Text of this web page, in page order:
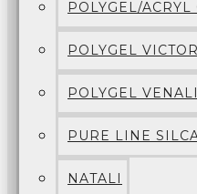
POLYGEL/
POLYGEL
POLYGEL
PURE LINE
NATALI